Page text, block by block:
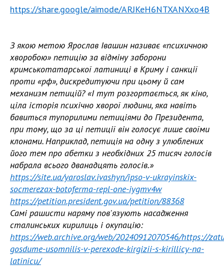
https://share.google/aimode/ARJKeH6NTXANXxo4B
З якою метою Ярослав Івашин називає «психичною
хворобою» петицію за відміну заборони
кримськотатарської латиниці в Криму і санкції
проти «рф», дискредитуючи при цьому й сам
механизм петицій? «І тут розгортається, як кіно,
ціла історія психічно хворої людини, яка навіть
бавиться тупорилими петиціями до Президента,
при тому, що за ці петиції він голосує лише своїми
клонами. Наприклад, петиція на одну з улюблених
його тем про абетки з необхідних 25 тисяч голосів
набрала всього дванадцять голосів.»
https://site.ua/yaroslav.ivashyn/ipso-v-ukrayinskix-
socmerezax-botoferma-repl-one-iygmv4w
https://petition.president.gov.ua/petition/88368
Самі рашисти наряму пов'язують насадження
сталинських кирилиць і окупацію:
https://web.archive.org/web/20240912070546/https://
gosdume-usomnilis-v-perexode-kirgizii-s-kirillicy-na-
latinicu/